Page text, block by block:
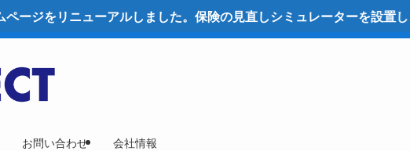
ーアルしました。保険の見直しシミュレーターを設置しました。ぜひ
お問い合わせ 会社情報